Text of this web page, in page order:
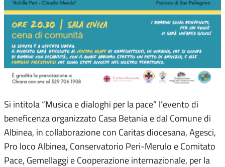
Si intitola “Musica e dialoghi per la pace” l’evento di
beneficenza organizzato Casa Betania e dal Comune di
Albinea, in collaborazione con Caritas diocesana, Agesci,
Pro loco Albinea, Conservatorio Peri-Merulo e Comitato
Pace, Gemellaggi e Cooperazione internazionale, per la